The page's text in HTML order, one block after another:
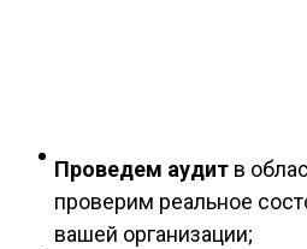
Проведем аудит в
проверим реальное
вашей организации;